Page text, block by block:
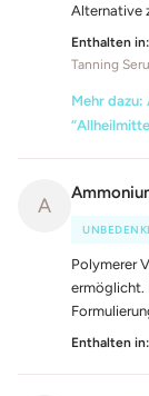
Alternative
Enthalten in:
Tanning
Mehr dazu:
A
Polymerer
ermöglicht.
Enthalten in: